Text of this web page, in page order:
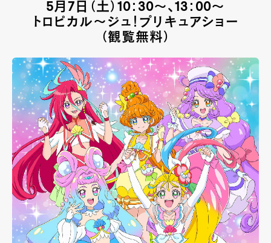
5月7日（土）10：30～、13：00～
トロピカル～ジュ！プリキュアショー
（観覧無料）